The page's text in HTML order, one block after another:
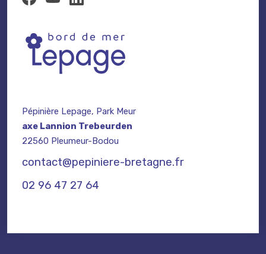
Pépinière Lepage, Park Meur
axe Lannion Trebeurden
22560 Pleumeur-Bodou
contact@pepiniere-bretagne.fr
02 96 47 27 64